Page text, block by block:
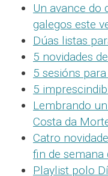
Un avance do
galegos este
Dúas listas
5 novidades
5 sesións
5
Lembrando
Costa da
Catro
fin de semana
Playlist polo